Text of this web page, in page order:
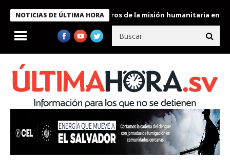
NOTICIAS DE ÚLTIMA HORA
condecora a miembros de la misión humanitaria enviada a